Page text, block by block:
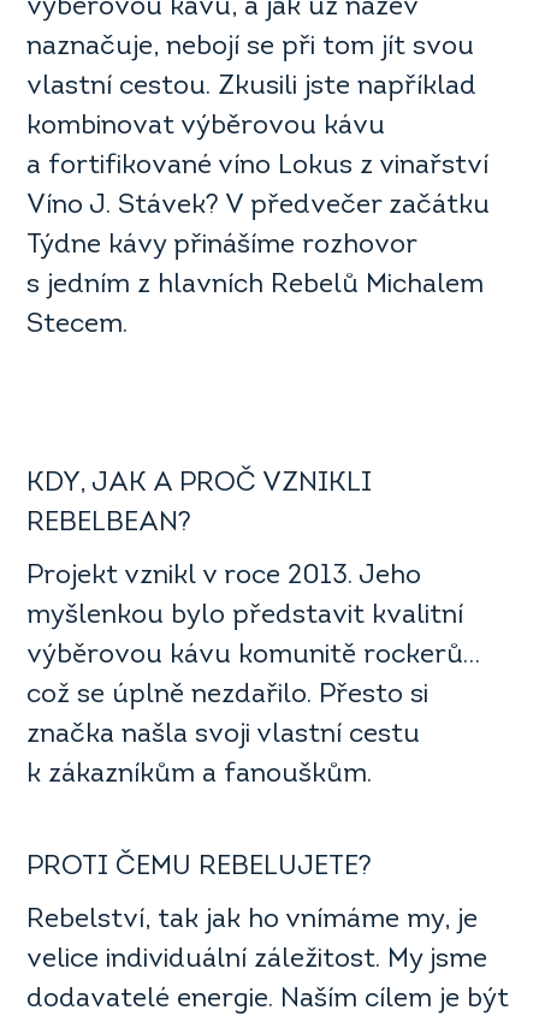
výběrovou kávu, a jak už název
naznačuje, nebojí se při tom jít svou
vlastní cestou. Zkusili jste například
kombinovat výběrovou kávu
a fortifikované víno Lokus z vinařství
Víno J. Stávek? V předvečer začátku
Týdne kávy přinášíme rozhovor
s jedním z hlavních Rebelů Michalem
Stecem.
KDY, JAK A PROČ VZNIKLI
REBELBEAN?
Projekt vznikl v roce 2013. Jeho
myšlenkou bylo představit kvalitní
výběrovou kávu komunitě rockerů…
což se úplně nezdařilo. Přesto si
značka našla svoji vlastní cestu
k zákazníkům a fanouškům.
PROTI ČEMU REBELUJETE?
Rebelství, tak jak ho vnímáme my, je
velice individuální záležitost. My jsme
dodavatelé energie. Naším cílem je být